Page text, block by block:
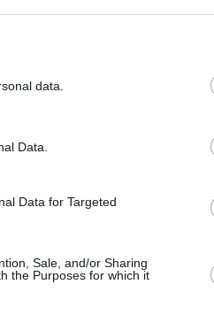
data.
Data.
Data for Targeted
Sale, and/or Sharing
the Purposes for which it